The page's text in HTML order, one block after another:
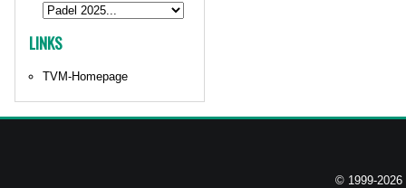
LINKS
TVM-Homepage
© 1999-2026